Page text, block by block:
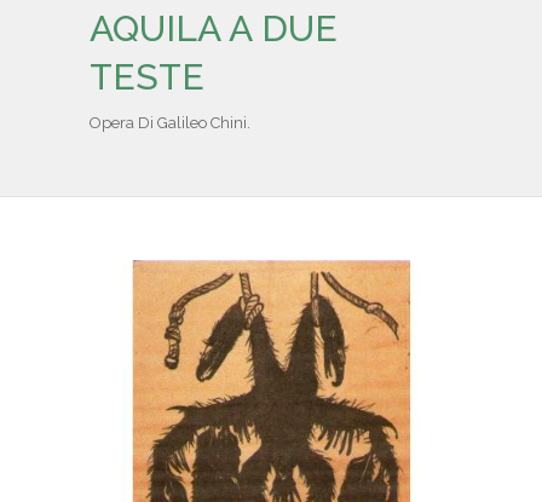
BIOGRAFIA
NEWS & EVENTI
CONTATTI
AQUILA A DUE
TESTE
Opera Di Galileo Chini.